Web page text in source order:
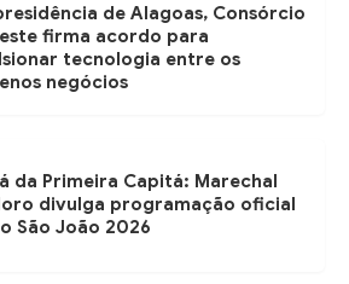
de Alagoas, Consórcio
firma acordo para
tecnologia entre os
negócios
da Primeira Capitá: Marechal
divulga programação oficial
São João 2026